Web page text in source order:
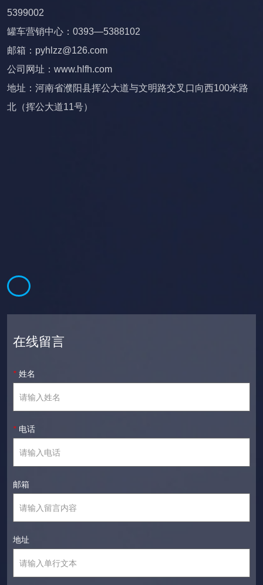
5399002
罐车营销中心：0393—5388102
邮箱：pyhlzz@126.com
公司网址：www.hlfh.com
地址：河南省濮阳县挥公大道与文明路交叉口向西100米路
北（挥公大道11号）
在线留言
* 姓名
* 电话
邮箱
地址